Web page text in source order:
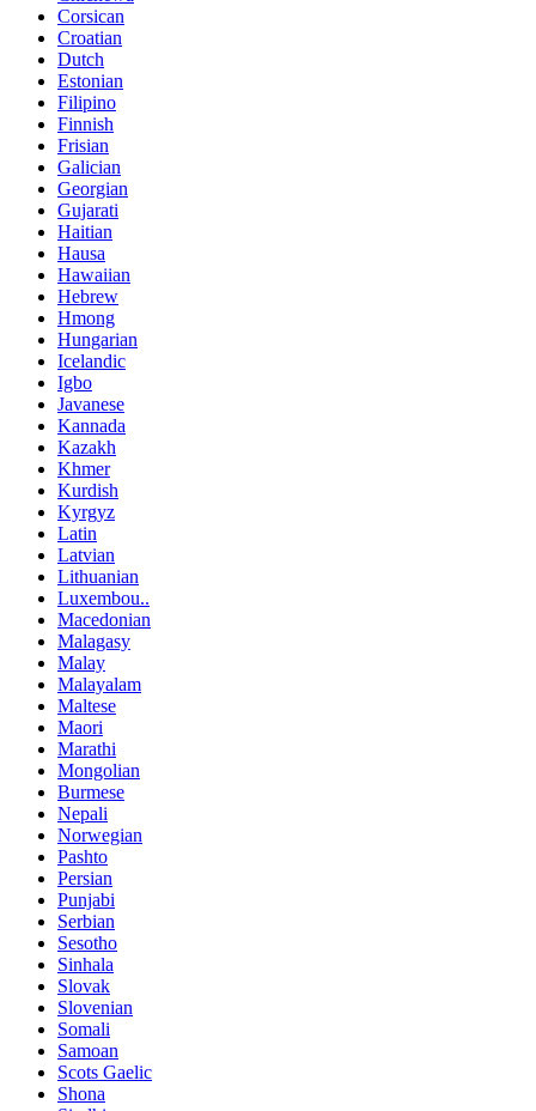
Corsican
Croatian
Dutch
Estonian
Filipino
Finnish
Frisian
Galician
Georgian
Gujarati
Haitian
Hausa
Hawaiian
Hebrew
Hmong
Hungarian
Icelandic
Igbo
Javanese
Kannada
Kazakh
Khmer
Kurdish
Kyrgyz
Latin
Latvian
Lithuanian
Luxembou..
Macedonian
Malagasy
Malay
Malayalam
Maltese
Maori
Marathi
Mongolian
Burmese
Nepali
Norwegian
Pashto
Persian
Punjabi
Serbian
Sesotho
Sinhala
Slovak
Slovenian
Somali
Samoan
Scots Gaelic
Shona